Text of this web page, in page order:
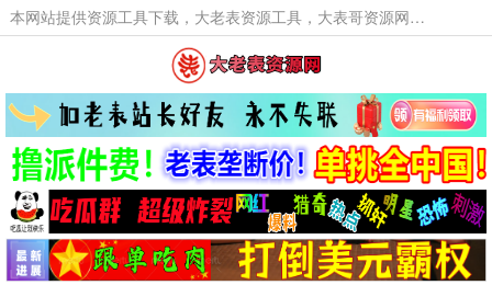
本网站提供资源工具下载，大老表资源工具，大表哥资源网软件工具，大老表资源下载，活动线报福利资源分享,活动线报，大型网游经典游戏，网络热门技术游戏辅助交流与分享。